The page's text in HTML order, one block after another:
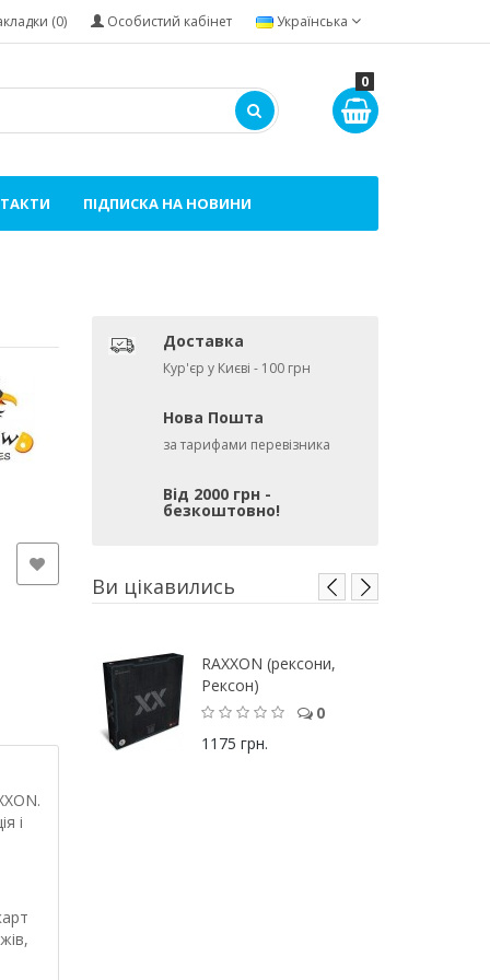
Українська
Особистий кабінет
(0)
0
ПІДПИСКА НА НОВИНИ
і
Доставка
Кур'єр у Києві - 100 грн
Нова Пошта
за тарифами перевізника
Від 2000 грн -
безкоштовно!
Ви цікавились
RАXXON (рексони,
Рексон)
0
1175 грн.